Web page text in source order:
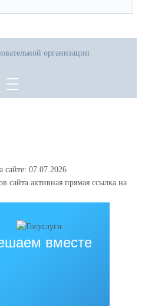
организации
сайте: 07.07.2026
сайта активная прямая ссылка на
вместе